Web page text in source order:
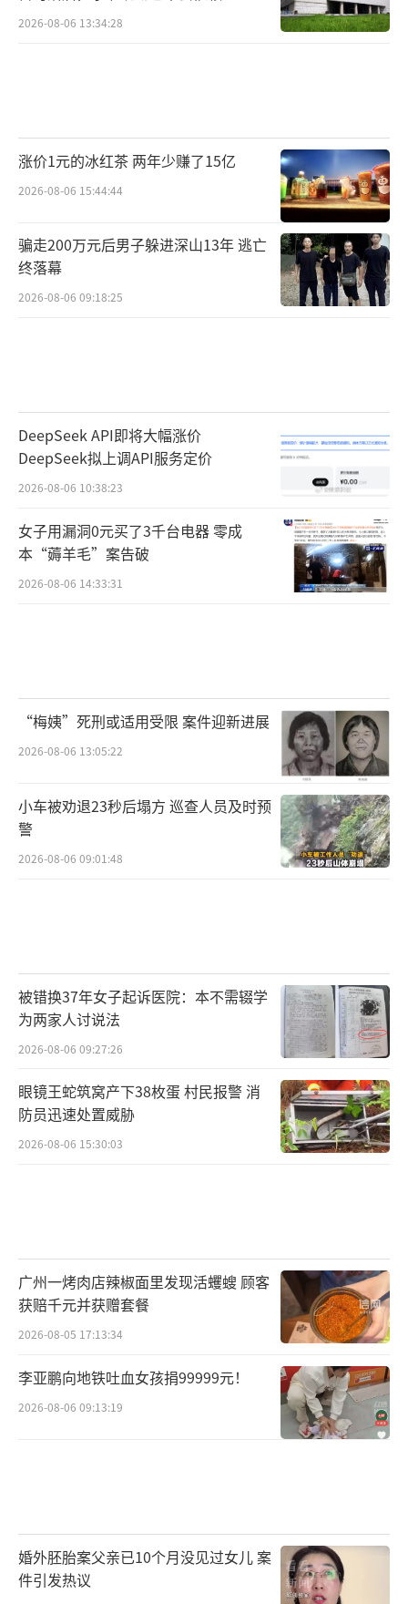
馏技术
2026-08-06 13:34:28
涨价1元的冰红茶 两年少赚了15亿
2026-08-06 15:44:44
骗走200万元后男子躲进深山13年 逃亡
终落幕
2026-08-06 09:18:25
DeepSeek API即将大幅涨价
DeepSeek拟上调API服务定价
2026-08-06 10:38:23
女子用漏洞0元买了3千台电器 零成
本“薅羊毛”案告破
2026-08-06 14:33:31
“梅姨”死刑或适用受限 案件迎新进展
2026-08-06 13:05:22
小车被劝退23秒后塌方 巡查人员及时预
警
2026-08-06 09:01:48
被错换37年女子起诉医院：本不需辍学
为两家人讨说法
2026-08-06 09:27:26
眼镜王蛇筑窝产下38枚蛋 村民报警 消
防员迅速处置威胁
2026-08-06 15:30:03
广州一烤肉店辣椒面里发现活蠼螋 顾客
获赔千元并获赠套餐
2026-08-05 17:13:34
李亚鹏向地铁吐血女孩捐99999元！
2026-08-06 09:13:19
婚外胚胎案父亲已10个月没见过女儿 案
件引发热议